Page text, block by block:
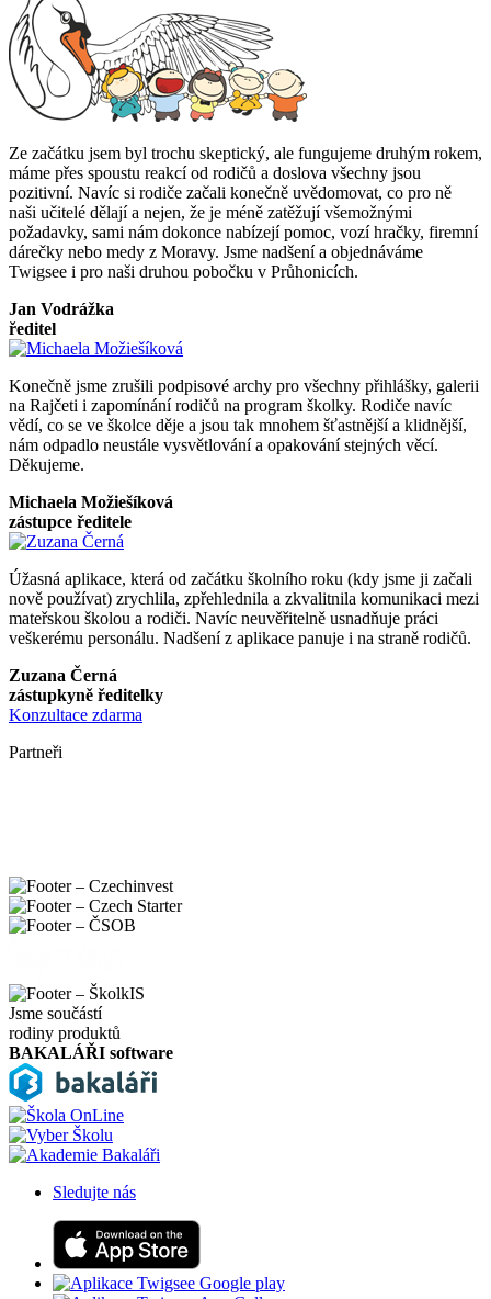
Ze začátku jsem byl trochu skeptický, ale fungujeme druhým rokem,
máme přes spoustu reakcí od rodičů a doslova všechny jsou
pozitivní. Navíc si rodiče začali konečně uvědomovat, co pro ně
naši učitelé dělají a nejen, že je méně zatěžují všemožnými
požadavky, sami nám dokonce nabízejí pomoc, vozí hračky, firemní
dárečky nebo medy z Moravy. Jsme nadšení a objednáváme
Twigsee i pro naši druhou pobočku v Průhonicích.
Jan Vodrážka
ředitel
Konečně jsme zrušili podpisové archy pro všechny přihlášky, galerii
na Rajčeti i zapomínání rodičů na program školky. Rodiče navíc
vědí, co se ve školce děje a jsou tak mnohem šťastnější a klidnější,
nám odpadlo neustále vysvětlování a opakování stejných věcí.
Děkujeme.
Michaela Možiešíková
zástupce ředitele
Úžasná aplikace, která od začátku školního roku (kdy jsme ji začali
nově používat) zrychlila, zpřehlednila a zkvalitnila komunikaci mezi
mateřskou školou a rodiči. Navíc neuvěřitelně usnadňuje práci
veškerému personálu. Nadšení z aplikace panuje i na straně rodičů.
Zuzana Černá
zástupkyně ředitelky
Konzultace zdarma
Partneři
Jsme součástí
rodiny produktů
BAKALÁŘI software
Sledujte nás